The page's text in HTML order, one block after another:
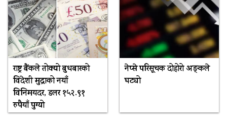
राष्ट्र बैंकले तोक्यो बुधबारको
विदेशी मुद्राको नयाँ
विनिमयदर, डलर १५२.९१
रुपैयाँ पुग्यो
नेप्से परिसूचक दोहोरो अङ्कले
घट्यो